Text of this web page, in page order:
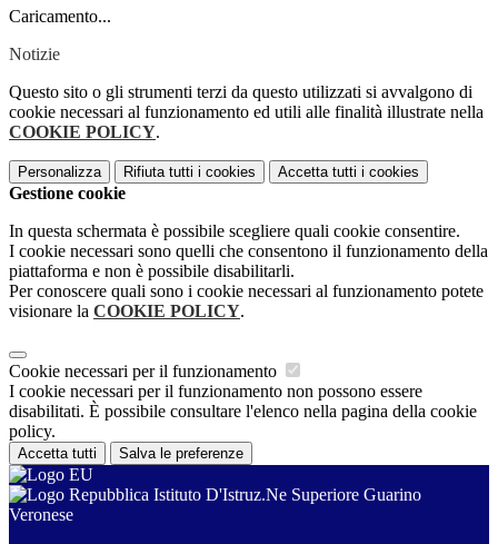
Caricamento...
Notizie
Questo sito o gli strumenti terzi da questo utilizzati si avvalgono di
cookie necessari al funzionamento ed utili alle finalità illustrate nella
COOKIE POLICY.
Personalizza Rifiuta tutti i cookies Accetta tutti i cookies
Gestione cookie
In questa schermata è possibile scegliere quali cookie consentire.
I cookie necessari sono quelli che consentono il funzionamento della
piattaforma e non è possibile disabilitarli.
Per conoscere quali sono i cookie necessari al funzionamento potete
visionare la COOKIE POLICY.
Cookie necessari per il funzionamento
I cookie necessari per il funzionamento non possono essere
disabilitati. È possibile consultare l'elenco nella pagina della cookie
policy.
Accetta tutti Salva le preferenze
Istituto D'Istruz.Ne Superiore Guarino
Veronese